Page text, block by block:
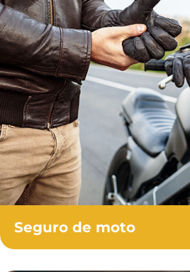
Seguro de moto